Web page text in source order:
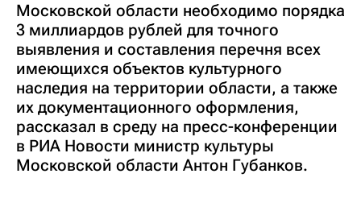
Московской области необходимо порядка
3 миллиардов рублей для точного
выявления и составления перечня всех
имеющихся объектов культурного
наследия на территории области, а также
их документационного оформления,
рассказал в среду на пресс-конференции
в РИА Новости министр культуры
Московской области Антон Губанков.